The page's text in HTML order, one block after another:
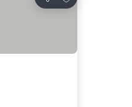
シェア